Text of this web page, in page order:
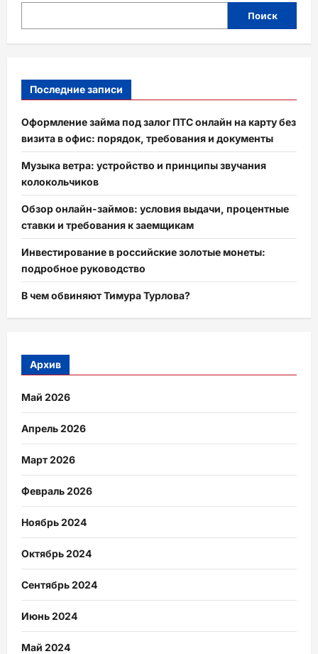
Поиск
Последние записи
Оформление займа под залог ПТС онлайн на карту без
визита в офис: порядок, требования и документы
Музыка ветра: устройство и принципы звучания
колокольчиков
Обзор онлайн-займов: условия выдачи, процентные
ставки и требования к заемщикам
Инвестирование в российские золотые монеты:
подробное руководство
В чем обвиняют Тимура Турлова?
Архив
Май 2026
Апрель 2026
Март 2026
Февраль 2026
Ноябрь 2024
Октябрь 2024
Сентябрь 2024
Июнь 2024
Май 2024